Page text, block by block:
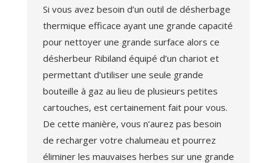
Si vous avez besoin d’un outil de désherbage
thermique efficace ayant une grande capacité
pour nettoyer une grande surface alors ce
désherbeur Ribiland équipé d’un chariot et
permettant d’utiliser une seule grande
bouteille à gaz au lieu de plusieurs petites
cartouches, est certainement fait pour vous.
De cette manière, vous n’aurez pas besoin
de recharger votre chalumeau et pourrez
éliminer les mauvaises herbes sur une grande